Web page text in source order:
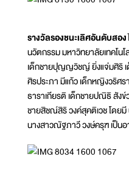
รางวัลรองชนะเลิศอันดับสอง
นวัตกรรม มหาวิทยาลัยเทคโ
เด็กชายปุญญวิชญ์ ยิ่งแจ่มศิริ
ศิรประภา มีแก้ว เด็กหญิงวริศ
ธาราเกียรติ เด็กชายปณิธิ สัง
ชายสิชณ์สิริ วงค์สุคติเวช โดย
นางสาวณัฐภาวี วงษ์ครุฑ เป็น